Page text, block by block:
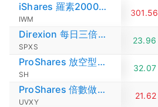
iShares 羅素2000ETF
IWM
301.56
Direxion 每日三倍放空標普500ETF
SPXS
23.96
ProShares 放空型標普500ETF
SH
32.07
ProShares 倍數做多波動率指數短期期貨ETF
UVXY
21.62